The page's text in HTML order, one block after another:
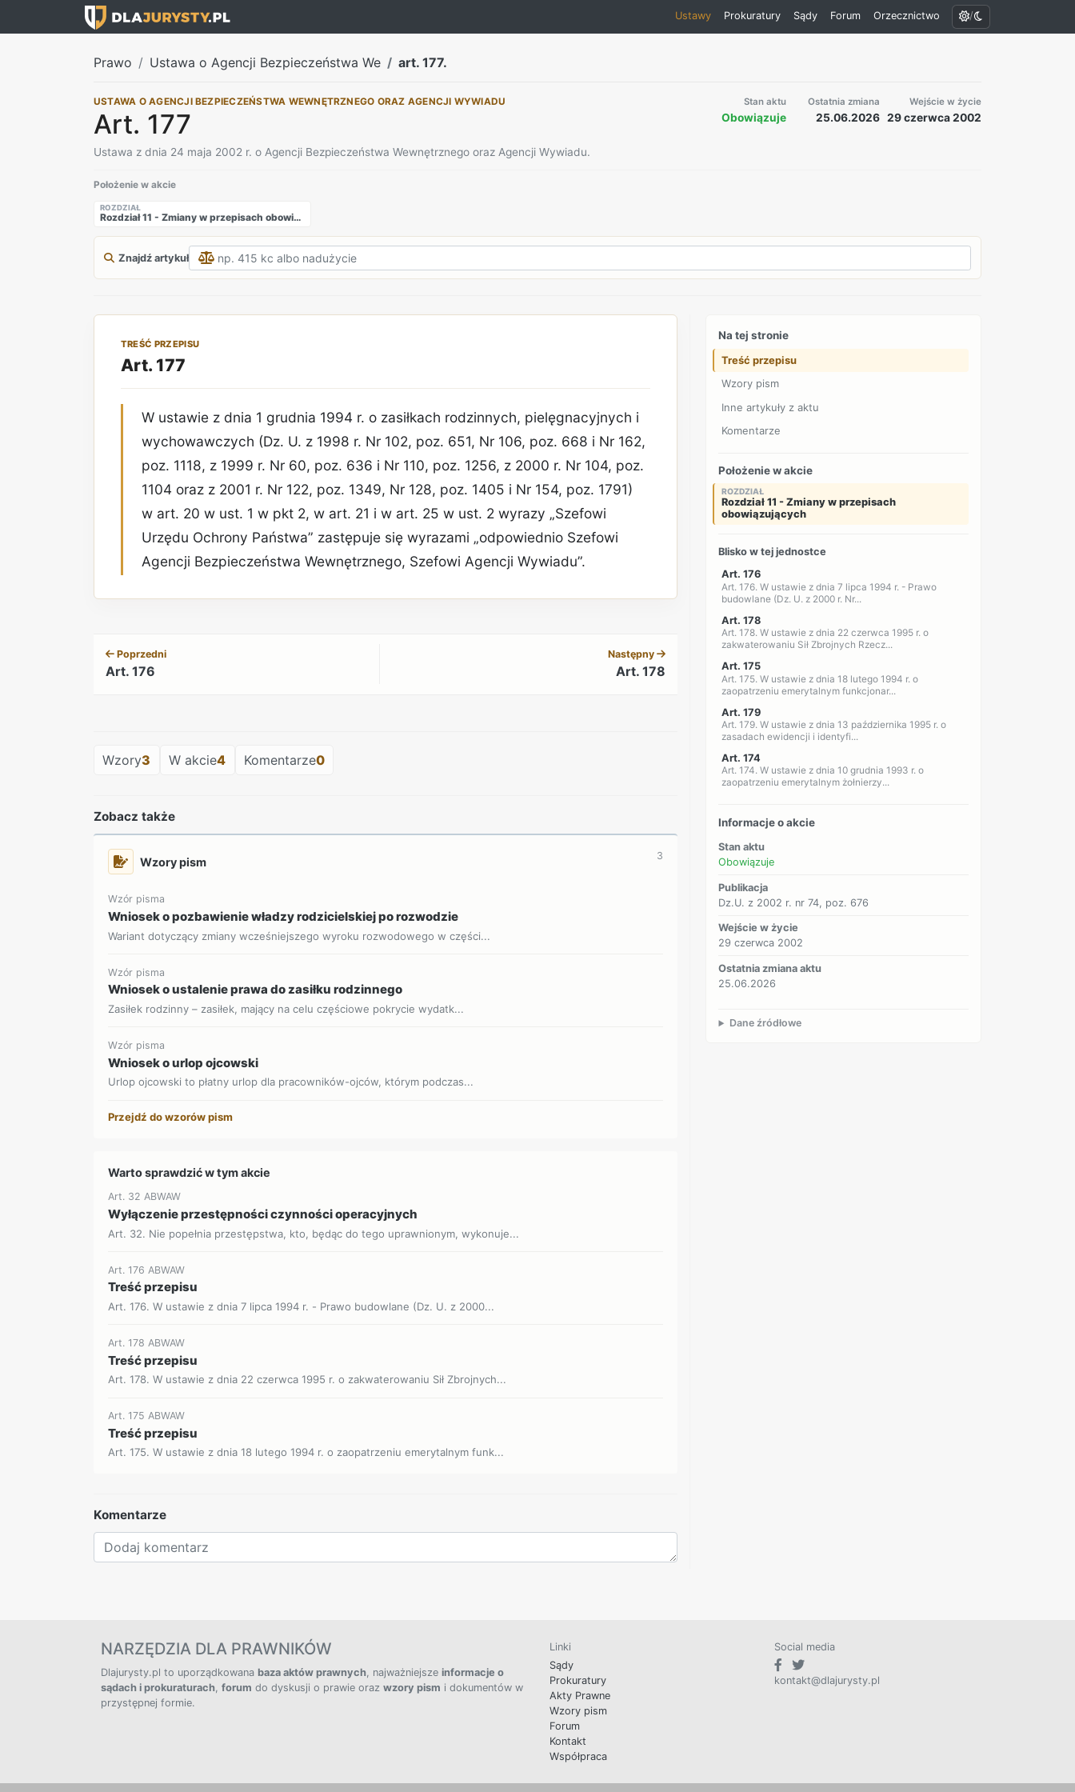
Ustawy Prokuratury Sądy Forum Orzecznictwo /
Prawo Ustawa o Agencji Bezpieczeństwa We art. 177.
USTAWA O AGENCJI BEZPIECZEŃSTWA WEWNĘTRZNEGO ORAZ AGENCJI WYWIADU
Art. 177
Ustawa z dnia 24 maja 2002 r. o Agencji Bezpieczeństwa Wewnętrznego oraz Agencji Wywiadu.
Stan aktu
Obowiązuje
Ostatnia zmiana
25.06.2026
Wejście w życie
29 czerwca 2002
Położenie w akcie
ROZDZIAŁ
Rozdział 11 - Zmiany w przepisach obowiązujących
Znajdź artykuł
TREŚĆ PRZEPISU
Art. 177
W ustawie z dnia 1 grudnia 1994 r. o zasiłkach rodzinnych, pielęgnacyjnych i
wychowawczych (Dz. U. z 1998 r. Nr 102, poz. 651, Nr 106, poz. 668 i Nr 162,
poz. 1118, z 1999 r. Nr 60, poz. 636 i Nr 110, poz. 1256, z 2000 r. Nr 104, poz.
1104 oraz z 2001 r. Nr 122, poz. 1349, Nr 128, poz. 1405 i Nr 154, poz. 1791)
w art. 20 w ust. 1 w pkt 2, w art. 21 i w art. 25 w ust. 2 wyrazy „Szefowi
Urzędu Ochrony Państwa” zastępuje się wyrazami „odpowiednio Szefowi
Agencji Bezpieczeństwa Wewnętrznego, Szefowi Agencji Wywiadu”.
Poprzedni
Art. 176
Następny
Art. 178
Wzory3 W akcie4 Komentarze0
Zobacz także
Wzory pism 3
Wzór pisma
Wniosek o pozbawienie władzy rodzicielskiej po rozwodzie
Wariant dotyczący zmiany wcześniejszego wyroku rozwodowego w części...
Wzór pisma
Wniosek o ustalenie prawa do zasiłku rodzinnego
Zasiłek rodzinny – zasiłek, mający na celu częściowe pokrycie wydatk...
Wzór pisma
Wniosek o urlop ojcowski
Urlop ojcowski to płatny urlop dla pracowników-ojców, którym podczas...
Przejdź do wzorów pism
Warto sprawdzić w tym akcie
Art. 32 ABWAW
Wyłączenie przestępności czynności operacyjnych
Art. 32. Nie popełnia przestępstwa, kto, będąc do tego uprawnionym, wykonuje...
Art. 176 ABWAW
Treść przepisu
Art. 176. W ustawie z dnia 7 lipca 1994 r. - Prawo budowlane (Dz. U. z 2000...
Art. 178 ABWAW
Treść przepisu
Art. 178. W ustawie z dnia 22 czerwca 1995 r. o zakwaterowaniu Sił Zbrojnych...
Art. 175 ABWAW
Treść przepisu
Art. 175. W ustawie z dnia 18 lutego 1994 r. o zaopatrzeniu emerytalnym funk...
Komentarze
Na tej stronie
Treść przepisu
Wzory pism
Inne artykuły z aktu
Komentarze
Położenie w akcie
ROZDZIAŁ
Rozdział 11 - Zmiany w przepisach
obowiązujących
Blisko w tej jednostce
Art. 176
Art. 176. W ustawie z dnia 7 lipca 1994 r. - Prawo
budowlane (Dz. U. z 2000 r. Nr...
Art. 178
Art. 178. W ustawie z dnia 22 czerwca 1995 r. o
zakwaterowaniu Sił Zbrojnych Rzecz...
Art. 175
Art. 175. W ustawie z dnia 18 lutego 1994 r. o
zaopatrzeniu emerytalnym funkcjonar...
Art. 179
Art. 179. W ustawie z dnia 13 października 1995 r. o
zasadach ewidencji i identyfi...
Art. 174
Art. 174. W ustawie z dnia 10 grudnia 1993 r. o
zaopatrzeniu emerytalnym żołnierzy...
Informacje o akcie
Stan aktu
Obowiązuje
Publikacja
Dz.U. z 2002 r. nr 74, poz. 676
Wejście w życie
29 czerwca 2002
Ostatnia zmiana aktu
25.06.2026
Dane źródłowe
NARZĘDZIA DLA PRAWNIKÓW
Dlajurysty.pl to uporządkowana baza aktów prawnych, najważniejsze informacje o
sądach i prokuraturach, forum do dyskusji o prawie oraz wzory pism i dokumentów w
przystępnej formie.
Linki
Sądy
Prokuratury
Akty Prawne
Wzory pism
Forum
Kontakt
Współpraca
Social media
kontakt@dlajurysty.pl